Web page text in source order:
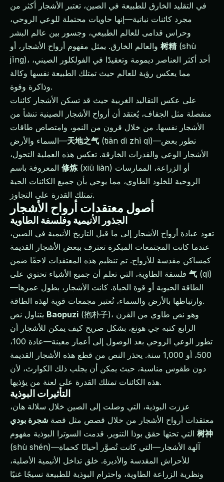
في التقليد الخارق للطبيعة في الصين، تعتبر الأشجار أكثر من
مجرد كائنات نباتية—إنها حاويات محتملة للوعي الروحي،
وحراس قدامى للعالم الطبيعي، وجسور بين عالم البشر
树精(shù
jīng)، أحد أكثر العناصر ديمومة وتعقيدًا في الفولكلور الصيني،
مما يعكس رؤية للعالم حيث تمتلك الطبيعة نفسها وكالة
وذاكرة وقوة.
على عكس التقاليد الغربية حيث قد تسكن الأشجار كائنات
منفصلة مثل الجفاف، يُعتقد أن أرواح الأشجار الصينية تنشأ من
الأشجار نفسها. من خلال قرون من النمو، وامتصاص طاقات
السماء والأرض—天地之气 (tiān dì zhī qì)—تطور بعض
الأشجار الوعي والقدرات الخارقة. تعكس هذه العملية التحول،
修炼(xiū liàn) أو الزراعة، الممارسات
الروحية للخلود الطاوي، مما يوحي بأن جميع الكائنات الحية
تمتلك القدرة على التجاوز.
أصول معتقدات أرواح الأشجار
الجذور الأنيمية وفلسفة الطاوية
تعود عبادة أرواح الأشجار إلى ما قبل التاريخ الأنيمية في الصين،
عندما كانت المجتمعات المبكرة تعترف ببعض الأشجار القديمة
كمساكن مقدسة للأرواح. تم تنظيم هذه المعتقدات لاحقًا ضمن
气 (qì)
—الطاقة الحيوية أو قوة الحياة. كانت الأشجار، بطول عمرها
وارتباطها بالأرض والسماء، تُعتبر مجمعات قوية لهذه الطاقة.
Baopuzi (抱朴子)، وهو نص طاوي من القرن
الرابع كتبه جي هونغ، بشكل صريح كيف يمكن للأشجار أن
تطور الوعي الروحي بعد الوصول إلى أعمار معينة—عادة 100،
500، أو 1,000 سنة. يحذر النص من قطع هذه الأشجار القديمة
دون طقوس مناسبة، حيث يمكن أن يجلب ذلك الكوارث، لأن
هذه الكائنات تمتلك القدرة على لعنة من يؤذيها.
التأثيرات البوذية
عززت البوذية، التي وصلت إلى الصين خلال سلالة هان،
معتقدات أرواح الأشجار من خلال قصص مثل قصة شجرة بودي
树神
(shù shén)—آلهة الأشجار—التي كانت تُصوَّر أحيانًا كحماة
للأحراش المقدسة والأديرة. خلق تداخل الأنيمية الأصلية،
ونظرية الزراعة الطاوية، واحترام البوذية للطبيعة نسيجًا غنيًا